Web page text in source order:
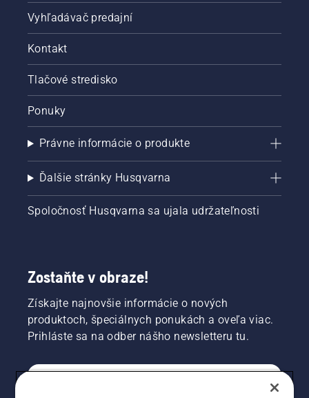
Vyhľadávač predajní
Kontakt
Tlačové stredisko
Ponuky
Právne informácie o produkte
Ďalšie stránky Husqvarna
Spoločnosť Husqvarna sa ujala udržateľnosti
Zostaňte v obraze!
Získajte najnovšie informácie o nových
produktoch, špeciálnych ponukách a oveľa viac.
Prihláste sa na odber nášho newsletteru tu.